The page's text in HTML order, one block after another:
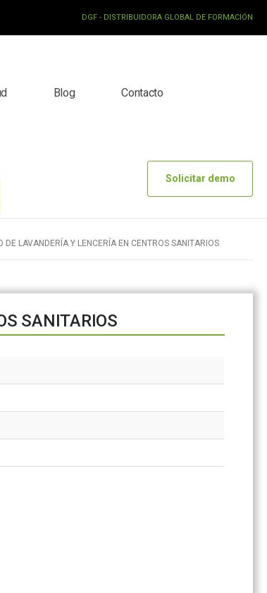
DGF - DISTRIBUIDORA GLOBAL DE FORMACIÓN
Blog Contacto
Solicitar demo
DE LAVANDERÍA Y LENCERÍA EN CENTROS SANITARIOS
SANITARIOS